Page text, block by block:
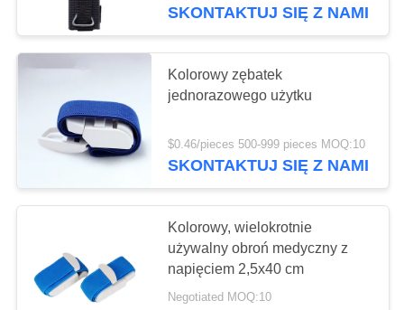
KONTROLA
JAKOŚCI
SKONTAKTUJ
SIĘ
NAMI
NOWOŚCI
Taktyczna apteczka
pierwszej pomocy
SKONTAKTUJ SIĘ Z NAMI
Kolorowy zębatek
jednorazowego użytku
$0.46/pieces 500-999 pieces MOQ:10
SKONTAKTUJ SIĘ Z NAMI
Kolorowy, wielokrotnie
używalny obroń medyczny z
napięciem 2,5x40 cm
Negotiated MOQ:10